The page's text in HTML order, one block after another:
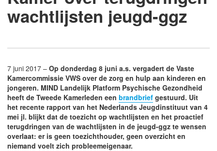
wachtlijsten jeugd-ggz
7 juni 2017 – Op donderdag 8 juni a.s. vergadert de Vaste
Kamercommissie VWS over de zorg en hulp aan kinderen en
jongeren. MIND Landelijk Platform Psychische Gezondheid
heeft de Tweede Kamerleden een brandbrief gestuurd. Uit
het recente rapport van het Nederlands Jeugdinstituut van 4
mei jl. blijkt dat de toezicht op wachtlijsten en het proactief
terugdringen van de wachtlijsten in de jeugd-ggz te wensen
overlaat: er is geen toezichthouder, geen overzicht en
niemand voelt zich probleemeigenaar.